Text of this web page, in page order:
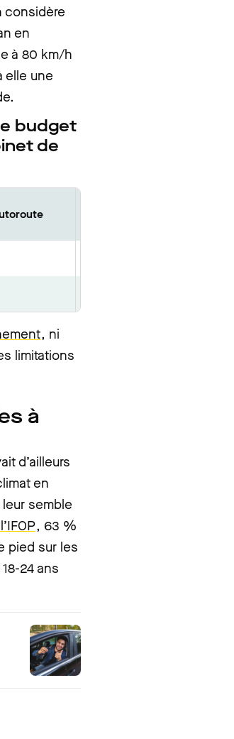
considère
en
à 80 km/h
elle une
budget
de
, ni
limitations
à
d’ailleurs
en
leur semble
, 63 %
pied sur les
24 ans